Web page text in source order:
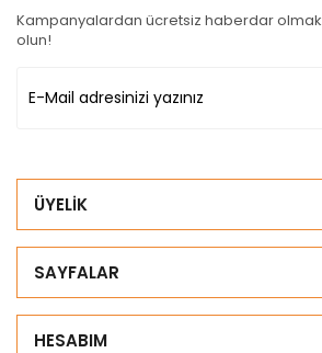
Kampanyalardan ücretsiz haberdar olmak
olun!
ÜYELİK
SAYFALAR
HESABIM